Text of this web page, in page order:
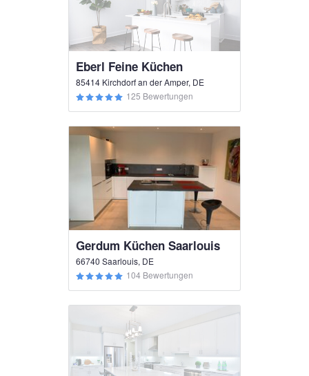
Eberl Feine Küchen
85414 Kirchdorf an der Amper, DE
125 Bewertungen
Gerdum Küchen Saarlouis
66740 Saarlouis, DE
104 Bewertungen